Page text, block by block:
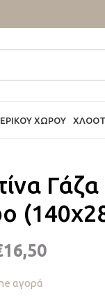
ΧΏΡΟΥ
16,50
αγορά